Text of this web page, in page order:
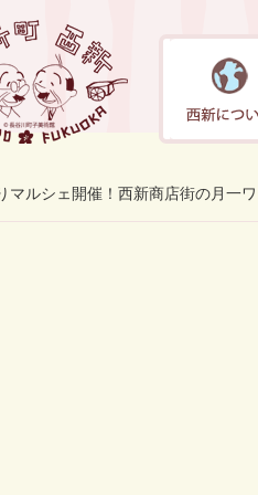
マルシェ開催！西新商店街の月一